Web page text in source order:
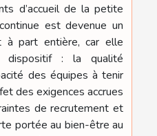
d’accueil de la petite
est devenue un
à part entière, car elle
: la qualité
des équipes à tenir
des exigences accrues
de recrutement et
portée au bien-être au